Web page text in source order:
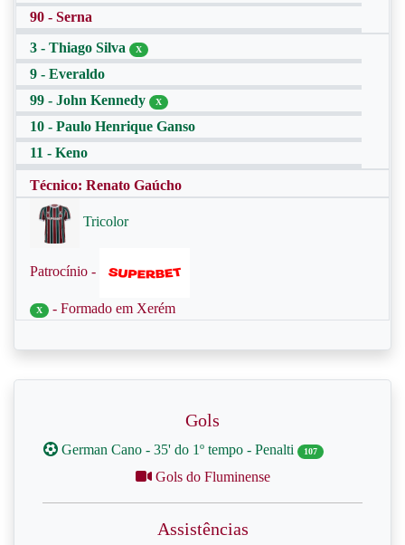
90 - Serna
3 - Thiago Silva
X
9 - Everaldo
99 - John Kennedy
X
10 - Paulo Henrique Ganso
11 - Keno
Técnico: Renato Gaúcho
Tricolor
Patrocínio -
X - Formado em Xerém
Gols
German Cano - 35' do 1º tempo - Penalti 107
Gols do Fluminense
Assistências